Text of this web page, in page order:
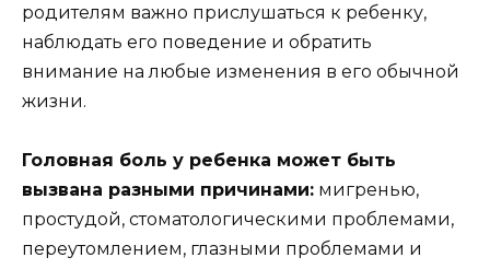
родителям важно прислушаться к ребенку,
наблюдать его поведение и обратить
внимание на любые изменения в его обычной
жизни.
Головная боль у ребенка может быть
вызвана разными причинами: мигренью,
простудой, стоматологическими проблемами,
переутомлением, глазными проблемами и